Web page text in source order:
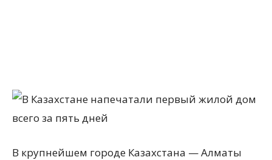
В крупнейшем городе Казахстана — Алматы